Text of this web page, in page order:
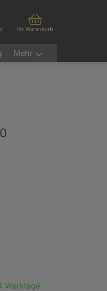
Ihr Warenkorb
Mehr
Werktage